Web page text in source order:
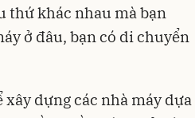
thứ khác nhau mà bạn
ở đâu, bạn có di chuyển
dựng các nhà máy dựa